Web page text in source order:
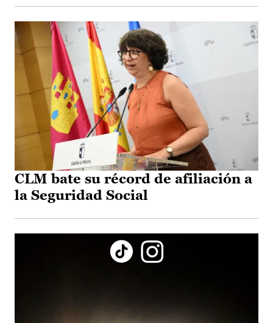
CLM bate su récord de afiliación a
la Seguridad Social